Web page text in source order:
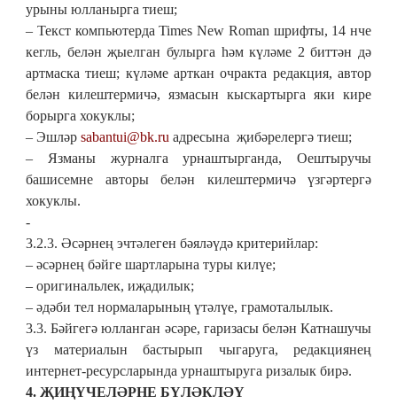
урыны юлланырга тиеш;
– Текст компьютерда Times New Roman шрифты, 14 нче
кегль, белән җыелган булырга һәм күләме 2 биттән дә
артмаска тиеш; күләме арткан очракта редакция, автор
белән килештермичә, язмасын кыскартырга яки кире
борырга хокуклы;
– Эшләр sabantui@bk.ru адресына җибәрелергә тиеш;
– Язманы журналга урнаштырганда, Оештыручы
башисемне авторы белән килештермичә үзгәртергә
хокуклы.
-
3.2.3. Әсәрнең эчтәлеген бәяләүдә критерийлар:
– әсәрнең бәйге шартларына туры килүе;
– оригинальлек, иҗадилык;
– әдәби тел нормаларының үтәлүе, грамоталылык.
3.3. Бәйгегә юлланган әсәре, гаризасы белән Катнашучы
үз материалын бастырып чыгаруга, редакциянең
интернет-ресурсларында урнаштыруга ризалык бирә.
4. ҖИҢҮЧЕЛӘРНЕ БҮЛӘКЛӘҮ